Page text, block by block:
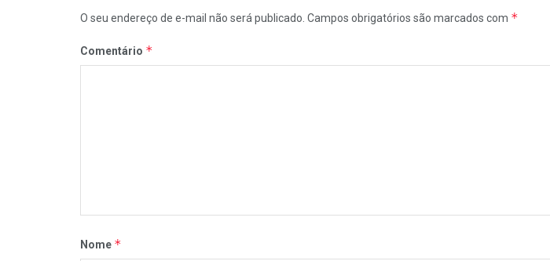
O seu endereço de e-mail não será publicado. Campos obrigatórios são marcados com *
Comentário *
Nome *